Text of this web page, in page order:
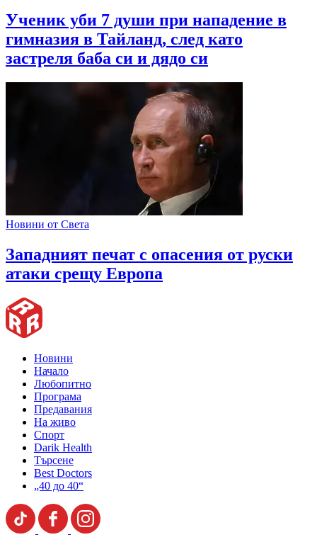
Ученик уби 7 души при нападение в
гимназия в Тайланд, след като
застреля баба си и дядо си
Новини от Света
Западният печат с опасения от руски
атаки срещу Европа
Новини
Начало
Любопитно
Програма
Предавания
На живо
Спорт
Darik Health
Търсене
Best Doctors
„40 до 40“